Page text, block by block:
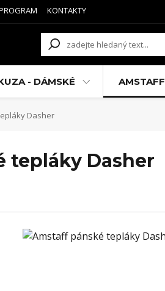
KONTAKTY
- DÁMSKÉ AMSTAFF
Dasher
tepláky Dasher